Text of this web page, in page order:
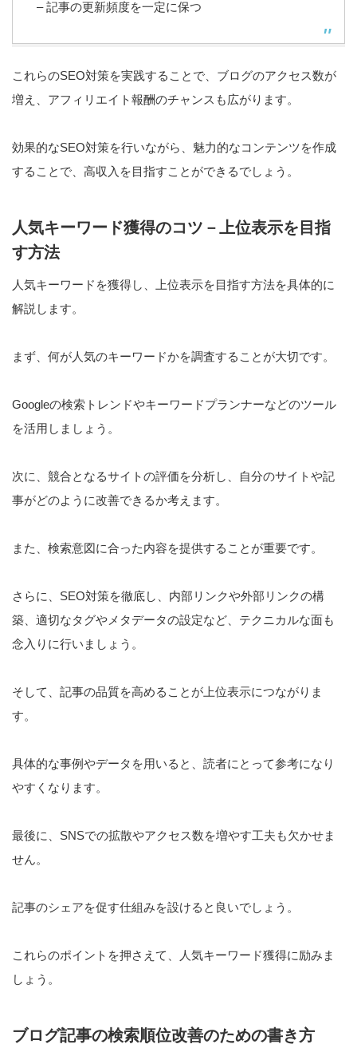
– 記事の更新頻度を一定に保つ
これらのSEO対策を実践することで、ブログのアクセス数が
増え、アフィリエイト報酬のチャンスも広がります。
効果的なSEO対策を行いながら、魅力的なコンテンツを作成
することで、高収入を目指すことができるでしょう。
人気キーワード獲得のコツ－上位表示を目指
す方法
人気キーワードを獲得し、上位表示を目指す方法を具体的に
解説します。
まず、何が人気のキーワードかを調査することが大切です。
Googleの検索トレンドやキーワードプランナーなどのツール
を活用しましょう。
次に、競合となるサイトの評価を分析し、自分のサイトや記
事がどのように改善できるか考えます。
また、検索意図に合った内容を提供することが重要です。
さらに、SEO対策を徹底し、内部リンクや外部リンクの構
築、適切なタグやメタデータの設定など、テクニカルな面も
念入りに行いましょう。
そして、記事の品質を高めることが上位表示につながりま
す。
具体的な事例やデータを用いると、読者にとって参考になり
やすくなります。
最後に、SNSでの拡散やアクセス数を増やす工夫も欠かせま
せん。
記事のシェアを促す仕組みを設けると良いでしょう。
これらのポイントを押さえて、人気キーワード獲得に励みま
しょう。
ブログ記事の検索順位改善のための書き方